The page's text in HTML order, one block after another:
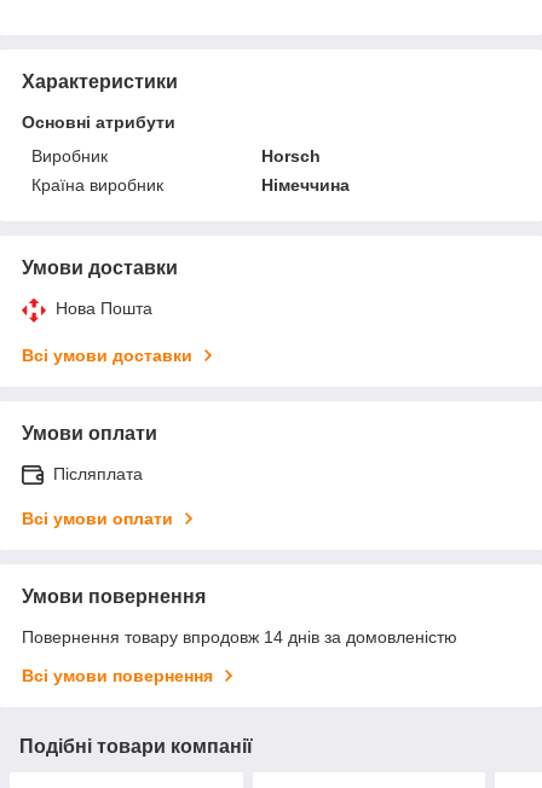
Характеристики
Основні атрибути
Виробник
Horsch
Країна виробник
Німеччина
Умови доставки
Нова Пошта
Всі умови доставки
Умови оплати
Післяплата
Всі умови оплати
Умови повернення
Повернення товару впродовж 14 днів за домовленістю
Всі умови повернення
Подібні товари компанії